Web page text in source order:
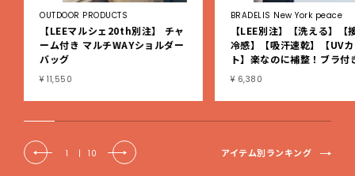
OUTDOOR PRODUCTS
【LEEマルシェ20th別注】 チャ
ーム付き マルチWAYショルダー
バッグ
¥ 11,550
BRADELIS New York peace
【LEE別注】【洗える】【
冷感】【吸汗速乾】【UV
ト】楽なのに補整！ブラ付
ブタンクトップ
¥ 6,380
1 | 10 アイテム別ランキング